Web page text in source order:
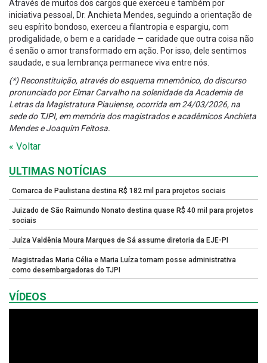
Através de muitos dos cargos que exerceu e também por
iniciativa pessoal, Dr. Anchieta Mendes, seguindo a orientação de
seu espírito bondoso, exerceu a filantropia e espargiu, com
prodigalidade, o bem e a caridade — caridade que outra coisa não
é senão o amor transformado em ação. Por isso, dele sentimos
saudade, e sua lembrança permanece viva entre nós.
(*) Reconstituição, através do esquema mnemônico, do discurso
pronunciado por Elmar Carvalho na solenidade da Academia de
Letras da Magistratura Piauiense, ocorrida em 24/03/2026, na
sede do TJPI, em memória dos magistrados e acadêmicos Anchieta
Mendes e Joaquim Feitosa.
« Voltar
ULTIMAS NOTÍCIAS
Comarca de Paulistana destina R$ 182 mil para projetos sociais
Juizado de São Raimundo Nonato destina quase R$ 40 mil para projetos
sociais
Juíza Valdênia Moura Marques de Sá assume diretoria da EJE-PI
Magistradas Maria Célia e Maria Luíza tomam posse administrativa
como desembargadoras do TJPI
VÍDEOS